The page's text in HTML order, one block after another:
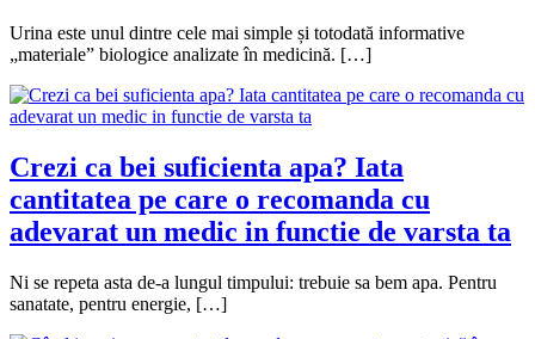
Urina este unul dintre cele mai simple și totodată informative
„materiale” biologice analizate în medicină. […]
Crezi ca bei suficienta apa? Iata
cantitatea pe care o recomanda cu
adevarat un medic in functie de varsta ta
Ni se repeta asta de-a lungul timpului: trebuie sa bem apa. Pentru
sanatate, pentru energie, […]